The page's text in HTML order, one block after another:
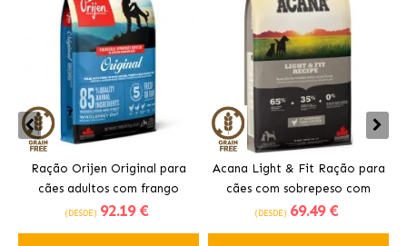
Ração Orijen Original para
cães adultos com frango
(DESDE) 92.19 €
Acana Light & Fit Ração para
cães com sobrepeso com
frango fresco
(DESDE) 69.49 €